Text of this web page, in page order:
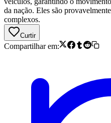
da nação. Eles são
complexos.
Curtir
Compartilhar em: